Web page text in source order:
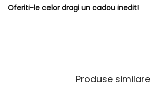
Oferiti-le celor dragi un cadou inedit!
Produse similare